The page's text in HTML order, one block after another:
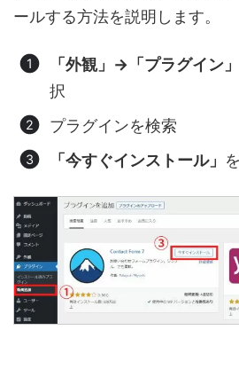
ールする方法を説明します。
「外観」→「プラグイン
択
プラグインを検索
「今すぐインストール」